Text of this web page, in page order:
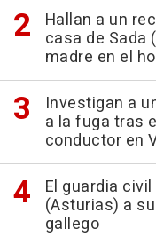
Hallan a un
casa de Sada
madre en el
Investigan a
a la fuga tras
conductor en
El guardia
(Asturias) a
gallego